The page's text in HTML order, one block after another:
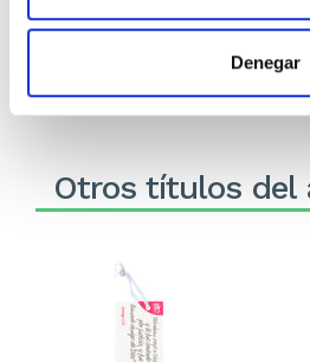
Denegar
1,18€
Otros títulos del